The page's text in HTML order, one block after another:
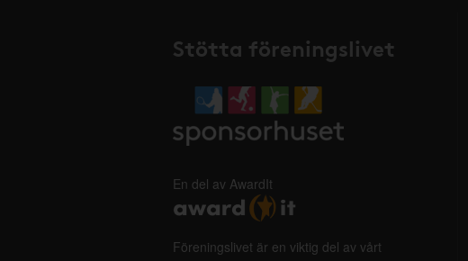
Stötta föreningslivet
En del av AwardIt
Föreningslivet är en viktig del av vårt